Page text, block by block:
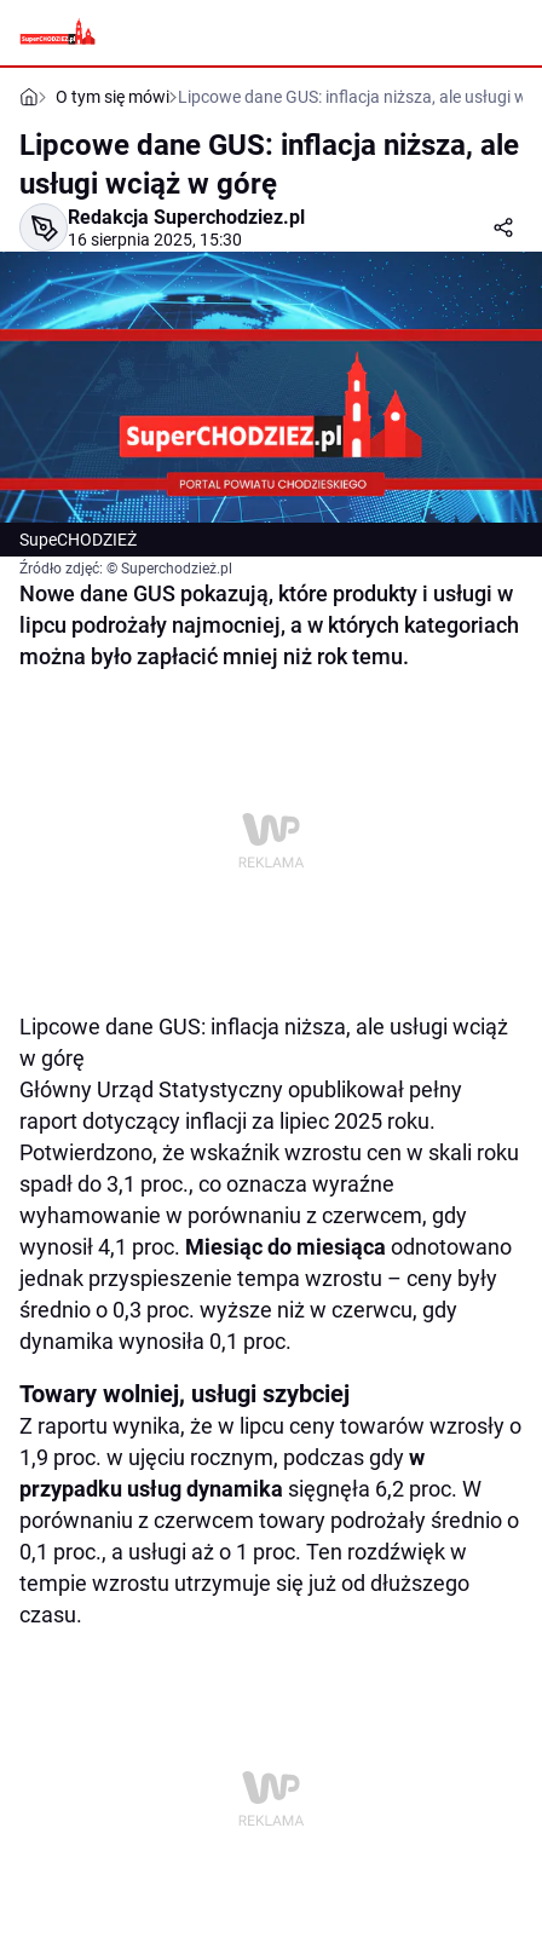
O tym się mówi Lipcowe dane GUS: inflacja niższa, ale usługi
Lipcowe dane GUS: inflacja niższa, ale
usługi wciąż w górę
Redakcja Superchodziez.pl
16 sierpnia 2025, 15:30
SupeCHODZIEŻ
Źródło zdjęć: © Superchodzież.pl
Nowe dane GUS pokazują, które produkty i usługi w
lipcu podrożały najmocniej, a w których kategoriach
można było zapłacić mniej niż rok temu.
Lipcowe dane GUS: inflacja niższa, ale usługi wciąż
w górę
Główny Urząd Statystyczny opublikował pełny
raport dotyczący inflacji za lipiec 2025 roku.
Potwierdzono, że wskaźnik wzrostu cen w skali roku
spadł do 3,1 proc., co oznacza wyraźne
wyhamowanie w porównaniu z czerwcem, gdy
wynosił 4,1 proc. Miesiąc do miesiąca odnotowano
jednak przyspieszenie tempa wzrostu – ceny były
średnio o 0,3 proc. wyższe niż w czerwcu, gdy
dynamika wynosiła 0,1 proc.
Towary wolniej, usługi szybciej
Z raportu wynika, że w lipcu ceny towarów wzrosły o
1,9 proc. w ujęciu rocznym, podczas gdyw
przypadku usług dynamika sięgnęła 6,2 proc. W
porównaniu z czerwcem towary podrożały średnio o
0,1 proc., a usługi aż o 1 proc. Ten rozdźwięk w
tempie wzrostu utrzymuje się już od dłuższego
czasu.